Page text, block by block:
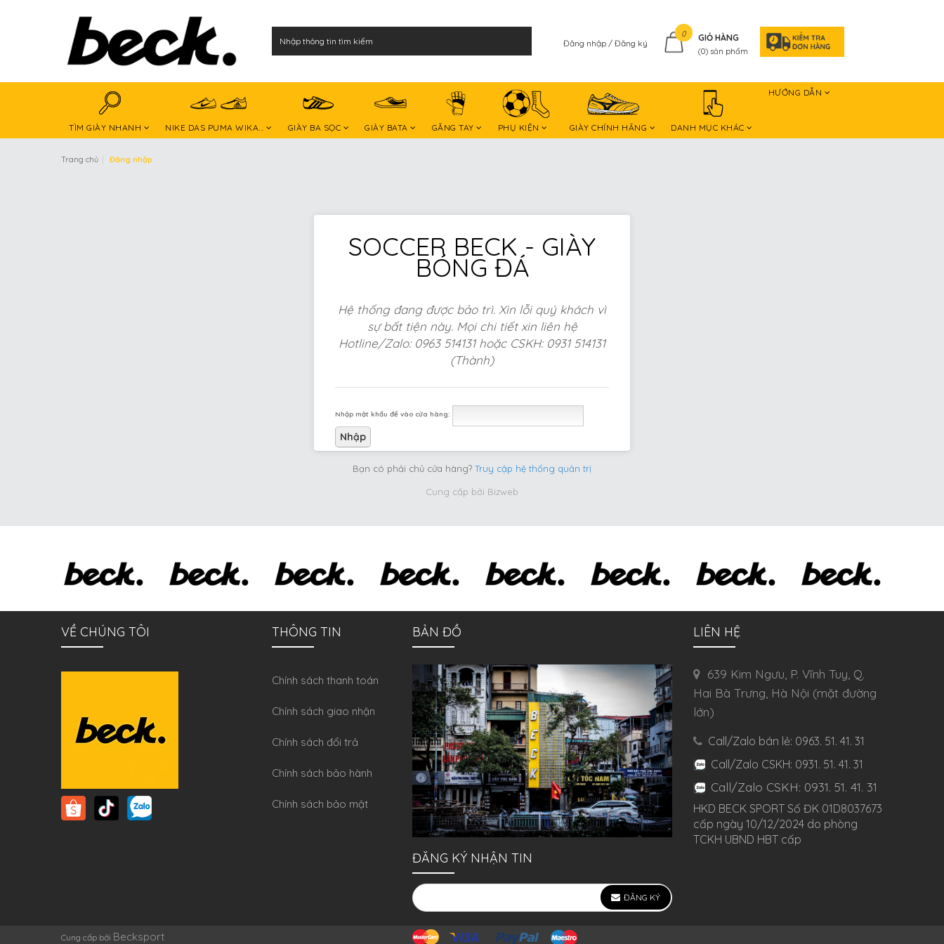
Đăng nhập Đăng ký
0 GIỎ HÀNG
(0) sản phẩm
TÌM GIÀY NHANH NIKE DAS PUMA WIKA... GIÀY BA SỌC GIÀY BATA GĂNG TAY PHỤ KIỆN GIÀY CHÍNH HÃNG DANH MỤC KHÁC
HƯỚNG DẪN
Trang chủ Đăng nhập
SOCCER BECK - GIÀY
BÓNG ĐÁ
Hệ thống đang được bảo trì. Xin lỗi quý khách vì
sự bất tiện này. Mọi chi tiết xin liên hệ
Hotline/Zalo: 0963 514131 hoặc CSKH: 0931 514131
(Thành)
Nhập mật khẩu để vào cửa hàng:
Bạn có phải chủ cửa hàng? Truy cập hệ thống quản trị
Cung cấp bởi Bizweb
VỀ CHÚNG TÔI THÔNG TIN
Chính sách thanh toán
Chính sách giao nhận
Chính sách đổi trả
Chính sách bảo hành
Chính sách bảo mật
BẢN ĐỒ
ĐĂNG KÝ NHẬN TIN
ĐĂNG KÝ
LIÊN HỆ
639 Kim Ngưu, P. Vĩnh Tuy, Q.
Hai Bà Trưng, Hà Nội (mặt đường
lớn)
Call/Zalo bán lẻ: 0963. 51. 41. 31
Call/Zalo CSKH: 0931. 51. 41. 31
Call/Zalo CSKH: 0931. 51. 41. 31
HKD BECK SPORT Số ĐK 01D8037673
cấp ngày 10/12/2024 do phòng
TCKH UBND HBT cấp
Cung cấp bởi Becksport